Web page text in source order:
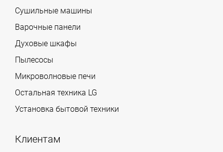
Сушильные машины
Варочные панели
Духовые шкафы
Пылесосы
Микроволновые печи
Остальная техника LG
Установка бытовой техники
Клиентам